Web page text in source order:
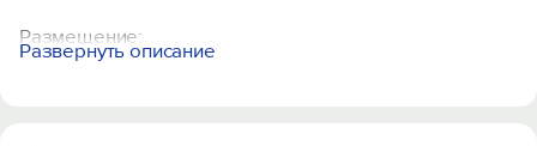
Размещение:
Гостевой дом имеет 4 комфортабельных номера (2
Развернуть описание